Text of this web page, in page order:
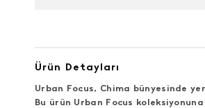
Ürün Detayları
Urban Focus, Chima bünyesinde
Bu ürün Urban Focus